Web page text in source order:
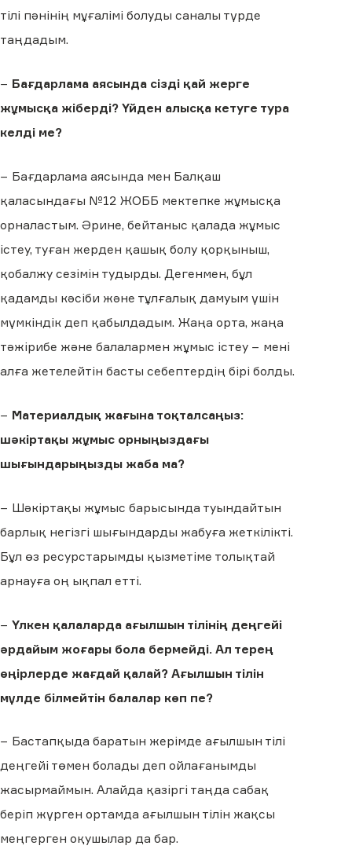
тілі пәнінің мұғалімі болуды саналы түрде
таңдадым.
− Бағдарлама аясында сізді қай жерге
жұмысқа жіберді? Үйден алысқа кетуге тура
келді ме?
− Бағдарлама аясында мен Балқаш
қаласындағы №12 ЖОББ мектепке жұмысқа
орналастым. Әрине, бейтаныс қалада жұмыс
істеу, туған жерден қашық болу қорқыныш,
қобалжу сезімін тудырды. Дегенмен, бұл
қадамды кәсіби және тұлғалық дамуым үшін
мүмкіндік деп қабылдадым. Жаңа орта, жаңа
тәжірибе және балалармен жұмыс істеу − мені
алға жетелейтін басты себептердің бірі болды.
− Материалдық жағына тоқталсаңыз:
шәкіртақы жұмыс орныңыздағы
шығындарыңызды жаба ма?
− Шәкіртақы жұмыс барысында туындайтын
барлық негізгі шығындарды жабуға жеткілікті.
Бұл өз ресурстарымды қызметіме толықтай
арнауға оң ықпал етті.
− Үлкен қалаларда ағылшын тілінің деңгейі
әрдайым жоғары бола бермейді. Ал терең
өңірлерде жағдай қалай? Ағылшын тілін
мүлде білмейтін балалар көп пе?
− Бастапқыда баратын жерімде ағылшын тілі
деңгейі төмен болады деп ойлағанымды
жасырмаймын. Алайда қазіргі таңда сабақ
беріп жүрген ортамда ағылшын тілін жақсы
меңгерген оқушылар да бар.